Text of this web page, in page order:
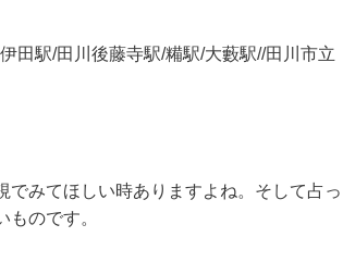
田駅/田川後藤寺駅/糒駅/大藪駅//田川市立
みてほしい時ありますよね。そして占っ
のです。